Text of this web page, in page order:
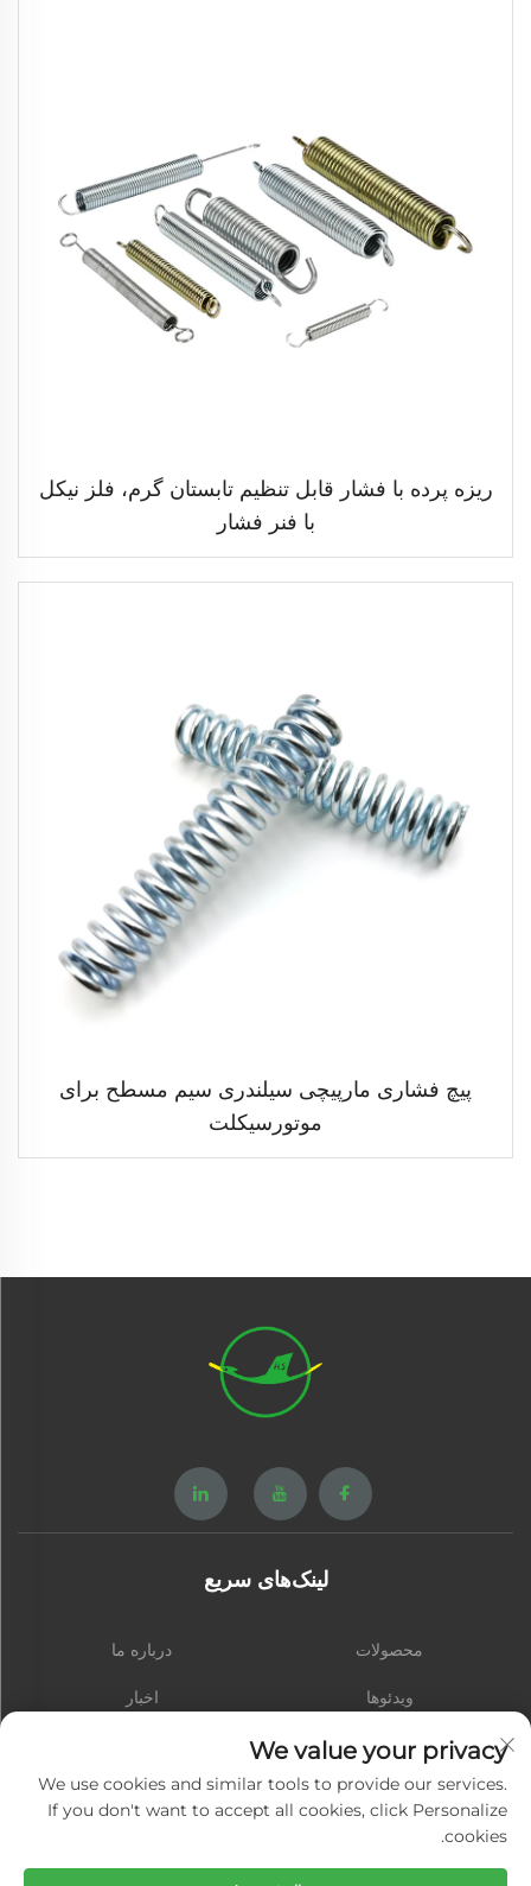
ریزه پرده با فشار قابل تنظیم تابستان گرم، فلز نیکل
با فنر فشار
پیچ فشاری مارپیچی سیلندری سیم مسطح برای
موتورسیکلت
لینک‌های سریع
محصولات درباره ما
ویدئوها اخبار
تماس با ما
We value your privacy
We use cookies and similar tools to provide our services.
If you don't want to accept all cookies, click Personalize
cookies.